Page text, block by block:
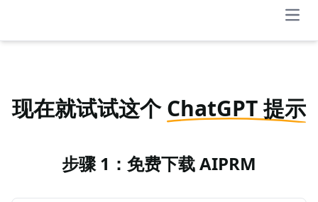
现在就试试这个ChatGPT 提示
步骤 1：免费下载 AIPRM